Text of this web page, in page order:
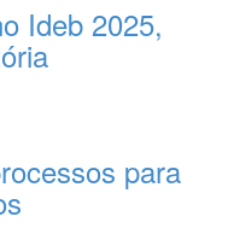
Ideb 2025,
para